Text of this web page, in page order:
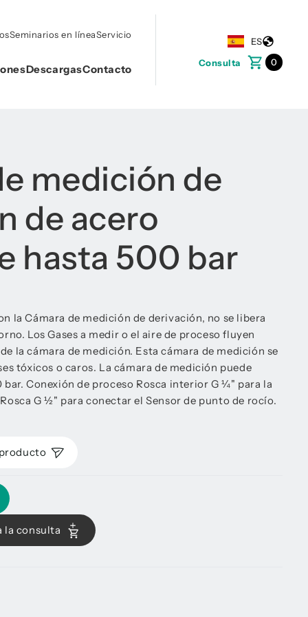
ES
Consulta
0
Seminarios en líneaServicio
DescargasContacto
medición de
de acero
hasta 500 bar
la Cámara de medición de derivación, no se libera
Los Gases a medir o el aire de proceso fluyen
la cámara de medición. Esta cámara de medición se
tóxicos o caros. La cámara de medición puede
Conexión de proceso Rosca interior G ¼" para la
G ½" para conectar el Sensor de punto de rocío.
la consulta